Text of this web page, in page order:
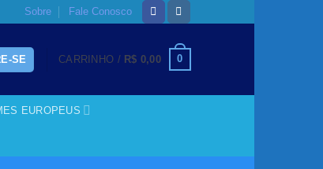
Sobre Fale Conosco
SE CARRINHO / R$ 0,00 0
EUROPEUS